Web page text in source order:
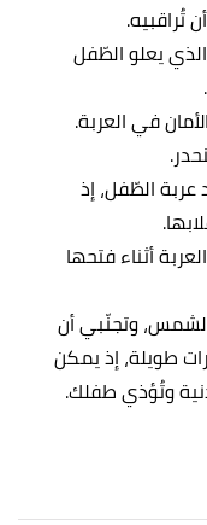
تُراقبيه.
يعلو الطّفل
في العربة.
الطّفل، إذ
أثناء فتحها
وتجنّبي أن
طويلة، إذ يمكن
وتُؤذي طفلك.